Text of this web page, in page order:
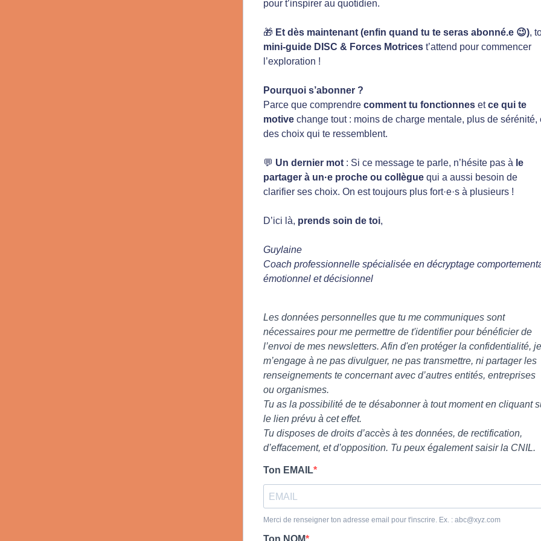
pour t’inspirer au quotidien.
🎁 Et dès maintenant (enfin quand tu te seras abonné.e 😉),
mini-guide DISC & Forces Motrices t’attend pour commencer
l’exploration !
Pourquoi s’abonner ?
Parce que comprendre comment tu fonctionnes etce qui te
motive change tout : moins de charge mentale, plus de sérénité,
des choix qui te ressemblent.
💬 Un dernier mot : Si ce message te parle, n’hésite pas à le
partager à un·e proche ou collègue qui a aussi besoin de
clarifier ses choix. On est toujours plus fort·e·s à plusieurs !
D’ici là, prends soin de toi,
Guylaine
Coach professionnelle spécialisée en décryptage
émotionnel et décisionnel
Les données personnelles que tu me communiques sont
nécessaires pour me permettre de t'identifier pour bénéficier de
l’envoi de mes newsletters. Afin d'en protéger la confidentialité, je
m’engage à ne pas divulguer, ne pas transmettre, ni partager les
renseignements te concernant avec d’autres entités, entreprises
ou organismes.
Tu as la possibilité de te désabonner à tout moment en cliquant
le lien prévu à cet effet.
Tu disposes de droits d’accès à tes données, de rectification,
d’effacement, et d’opposition. Tu peux également saisir la CNIL.
Ton EMAIL
Merci de renseigner ton adresse email pour t'inscrire. Ex. : abc@xyz.com
Ton NOM